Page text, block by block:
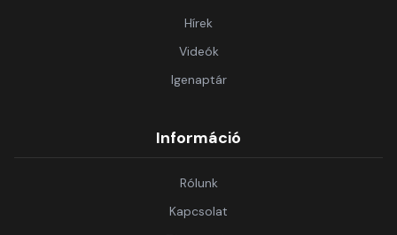
Hírek
Videók
Igenaptár
Információ
Rólunk
Kapcsolat